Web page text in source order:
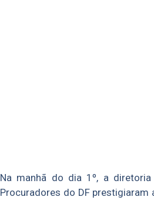
Na manhã do dia 1º, a
Procuradores do DF prestigiaram